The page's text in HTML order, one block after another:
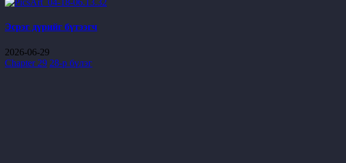
Эсрэг дүрийг бүтээгч
2026-06-29
Chapter 29 28-р бүлэг